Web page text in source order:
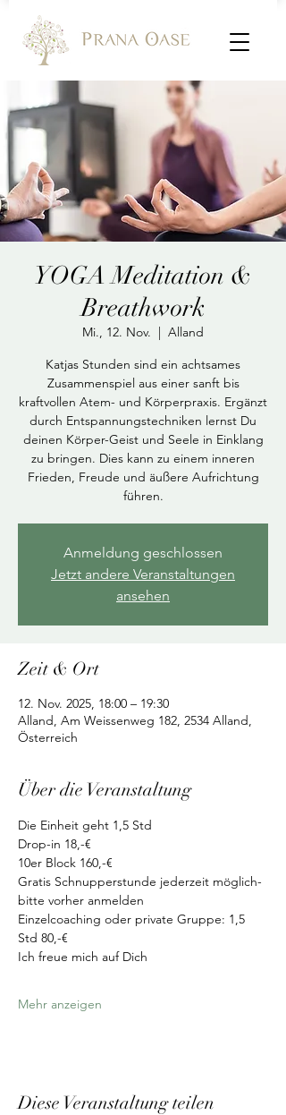
YOGA Meditation &
Breathwork
Mi., 12. Nov.
  |
Alland
Katjas Stunden sind ein achtsames
Zusammenspiel aus einer sanft bis
kraftvollen Atem- und Körperpraxis. Ergänzt
durch Entspannungstechniken lernst Du
deinen Körper-Geist und Seele in Einklang
zu bringen. Dies kann zu einem inneren
Frieden, Freude und äußere Aufrichtung
führen.
Anmeldung geschlossen
Jetzt andere Veranstaltungen
ansehen
Zeit & Ort
12. Nov. 2025, 18:00 – 19:30
Alland, Am Weissenweg 182, 2534 Alland,
Österreich
Über die Veranstaltung
Die Einheit geht 1,5 Std
Drop-in 18,-€
10er Block 160,-€
Gratis Schnupperstunde jederzeit möglich-
bitte vorher anmelden
Einzelcoaching oder private Gruppe: 1,5
Std 80,-€
Ich freue mich auf Dich
Mehr anzeigen
Diese Veranstaltung teilen